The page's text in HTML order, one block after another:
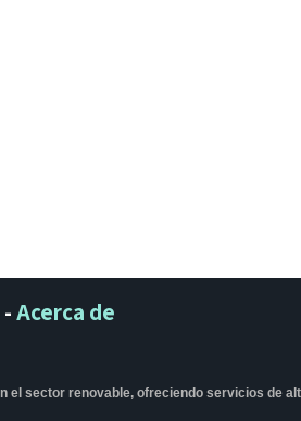
-Acerca de
el sector renovable, ofreciendo servicios de